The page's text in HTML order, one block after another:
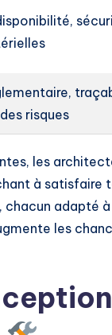
risques
les
à satisfaire
adapté
les